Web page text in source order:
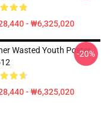
- ₩6,325,020
Wasted Youth Poster
- ₩6,325,020
-20%